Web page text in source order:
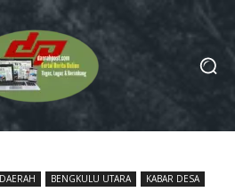
DAERAH BENGKULU UTARA KABAR DESA